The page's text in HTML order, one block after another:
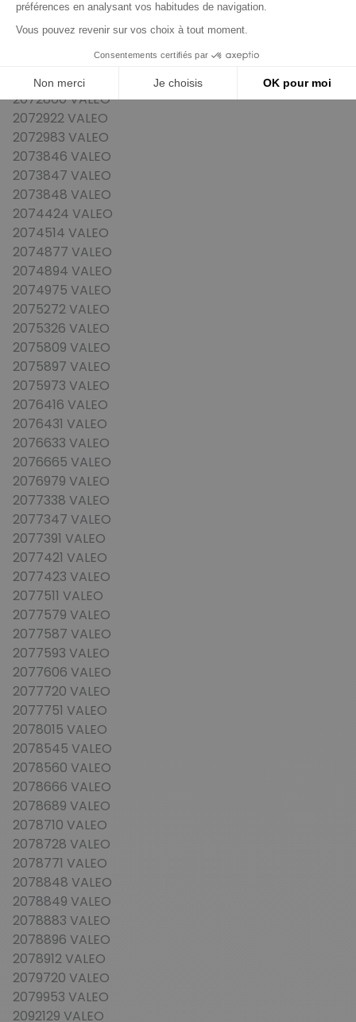
2071361 VALEO
2071728 VALEO
2072015 VALEO
2072557 VALEO
2072860 VALEO
2072922 VALEO
2072983 VALEO
2073846 VALEO
2073847 VALEO
2073848 VALEO
2074424 VALEO
2074514 VALEO
2074877 VALEO
2074894 VALEO
2074975 VALEO
2075272 VALEO
2075326 VALEO
2075809 VALEO
2075897 VALEO
2075973 VALEO
2076416 VALEO
2076431 VALEO
2076633 VALEO
2076665 VALEO
2076979 VALEO
2077338 VALEO
2077347 VALEO
2077391 VALEO
2077421 VALEO
2077423 VALEO
2077511 VALEO
2077579 VALEO
2077587 VALEO
2077593 VALEO
2077606 VALEO
2077720 VALEO
2077751 VALEO
2078015 VALEO
2078545 VALEO
2078560 VALEO
2078666 VALEO
2078689 VALEO
2078710 VALEO
2078728 VALEO
2078771 VALEO
2078848 VALEO
2078849 VALEO
2078883 VALEO
2078896 VALEO
2078912 VALEO
2079720 VALEO
2079953 VALEO
2092129 VALEO